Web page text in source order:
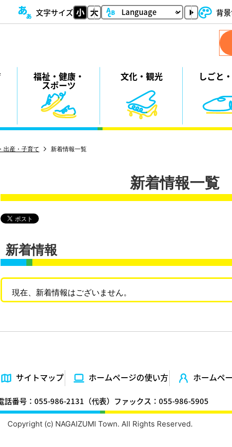
文字サイズ 背
福祉・ 健康・
スポーツ
⽂化・ 観光 しごと
出産・子育て 新着情報一覧
新着情報一覧
新着情報
現在、新着情報はございません。
サイトマップ ホームページの使い⽅ ホームペ
話番号：055-986-2131（代表） ファックス：055-986-5905
Copyright (c) NAGAIZUMI Town. All Rights Reserved.